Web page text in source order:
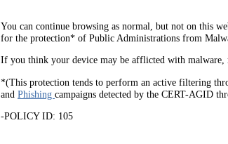
You can continue browsing as normal, but not on this
for the protection* of Public Administrations from
If you think your device may be afflicted with malware,
*(This protection tends to perform an active filtering
and Phishing campaigns detected by the CERT-AGID
-POLICY ID: 105